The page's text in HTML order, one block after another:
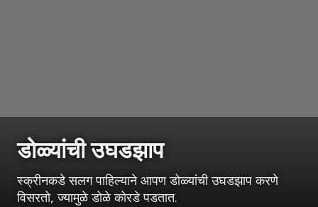
डोळ्यांची उघडझाप
स्क्रीनकडे सलग पाहिल्याने आपण डोळ्यांची उघडझाप करणे
विसरतो, ज्यामुळे डोळे कोरडे पडतात.